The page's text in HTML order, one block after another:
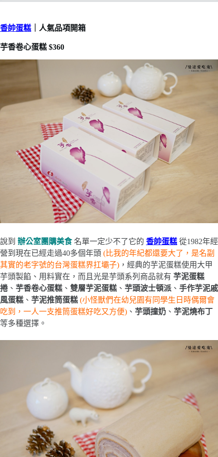
香帥蛋糕 ｜人氣品項開箱
芋香卷心蛋糕 $360
說到 辦公室團購美食名單一定少不了它的 香帥蛋糕 從1982年經
營到現在已經走過40多個年頭 (比我的年紀都還要大了，是名副
其實的老字號的台灣蛋糕界扛壩子) ，經典的芋泥蛋糕使用大甲
芋頭製餡、用料實在，而且光是芋頭系列商品就有 芋泥蛋糕
捲、 芋香卷心蛋糕 、 雙層芋泥蛋糕 、 芋頭波士頓派 、 手作芋泥戚
風蛋糕 、 芋泥推筒蛋糕 (小怪獸們在幼兒園有同學生日時偶爾會
吃到，一人一支推筒蛋糕好吃又方便) 、 芋頭撞奶 、 芋泥燒布丁
等多種選擇。